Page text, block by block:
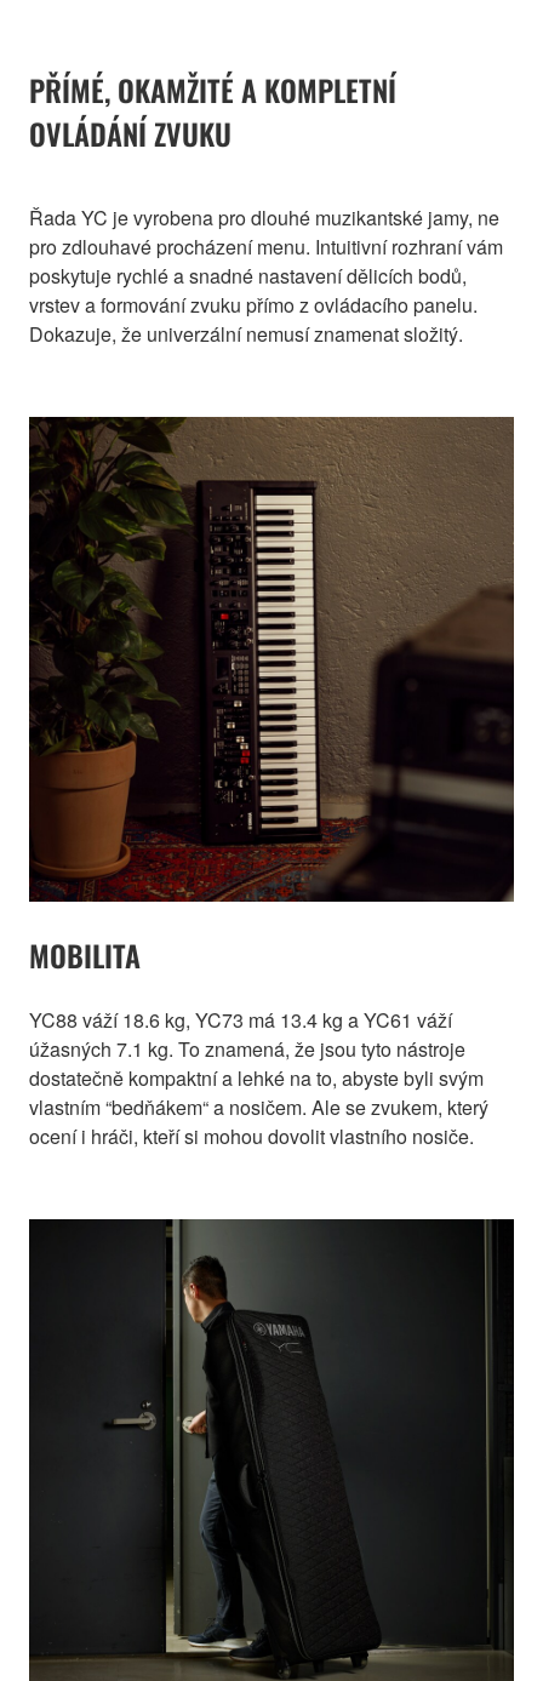
PŘÍMÉ, OKAMŽITÉ A KOMPLETNÍ
OVLÁDÁNÍ ZVUKU
Řada YC je vyrobena pro dlouhé muzikantské jamy, ne
pro zdlouhavé procházení menu. Intuitivní rozhraní vám
poskytuje rychlé a snadné nastavení dělicích bodů,
vrstev a formování zvuku přímo z ovládacího panelu.
Dokazuje, že univerzální nemusí znamenat složitý.
MOBILITA
YC88 váží 18.6 kg, YC73 má 13.4 kg a YC61 váží
úžasných 7.1 kg. To znamená, že jsou tyto nástroje
dostatečně kompaktní a lehké na to, abyste byli svým
vlastním “bedňákem“ a nosičem. Ale se zvukem, který
ocení i hráči, kteří si mohou dovolit vlastního nosiče.